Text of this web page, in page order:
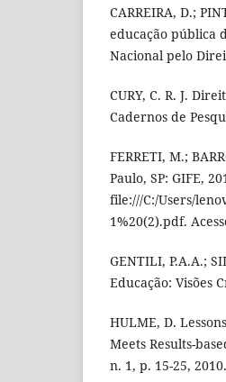
CARREIRA, D.;
educação pública
Nacional pelo
CURY, C. R. J.
Cadernos de
FERRETI, M.;
Paulo, SP: GIFE,
file:///C:/Users/
1%20(2).pdf.
GENTILI, P.A.A.;
Educação: Visões
HULME, D.
Meets Results-
n. 1, p. 15-25, 2010.